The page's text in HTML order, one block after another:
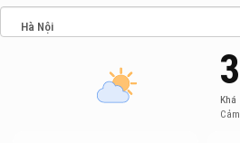
Hà Nội
Khá